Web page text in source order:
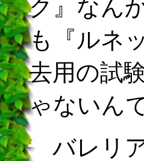
ク』なん
も『ルネ
去用の試
ゃないん
バレリア